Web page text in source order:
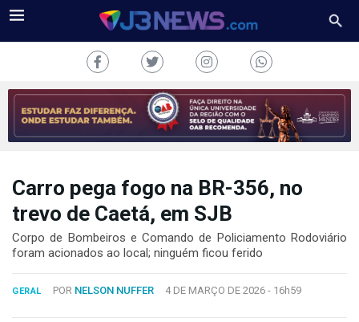
J3NEWS
COLUNAS
FALE
Carro pega fogo na BR-356, no
trevo de Caetá, em SJB
Corpo de Bombeiros e Comando de Policiamento Rodoviário
foram acionados ao local; ninguém ficou ferido
GERAL POR NELSON NUFFER 4 DE MARÇO DE 2026 - 16h59